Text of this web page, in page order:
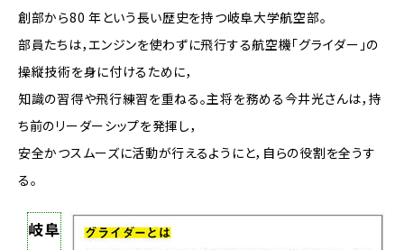
創部から80 年という長い歴史を持つ岐阜大学航空部。
部員たちは，エンジンを使わずに飛行する航空機「グライダー」の
操縦技術を身に付けるために，
知識の習得や飛行練習を重ねる。主将を務める今井光さんは，持
ち前のリーダーシップを発揮し，
安全かつスムーズに活動が行えるようにと，自らの役割を全うす
る。
岐阜